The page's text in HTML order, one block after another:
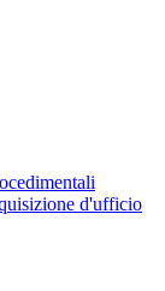
d'ufficio